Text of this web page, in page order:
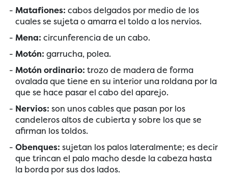
Matafiones: cabos delgados por medio de los
cuales se sujeta o amarra el toldo a los nervios.
Mena: circunferencia de un cabo.
Motón: garrucha, polea.
Motón ordinario: trozo de madera de forma
ovalada que tiene en su interior una roldana por la
que se hace pasar el cabo del aparejo.
Nervios: son unos cables que pasan por los
candeleros altos de cubierta y sobre los que se
afirman los toldos.
Obenques: sujetan los palos lateralmente; es decir
que trincan el palo macho desde la cabeza hasta
la borda por sus dos lados.